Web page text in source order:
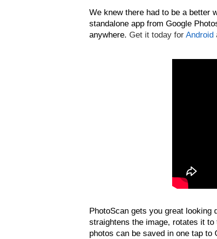
We knew there had to be a better
standalone app from Google
anywhere. Get it today for Android
PhotoScan gets you great
straightens the image, rotates it
photos can be saved in one tap to